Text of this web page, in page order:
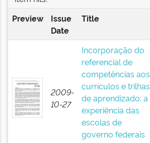
Preview
Issue
Date
Title
2009-
10-27
Incorporação do
referencial de
competências aos
currículos e trilhas
de aprendizado: a
experiência das
escolas de
governo federais